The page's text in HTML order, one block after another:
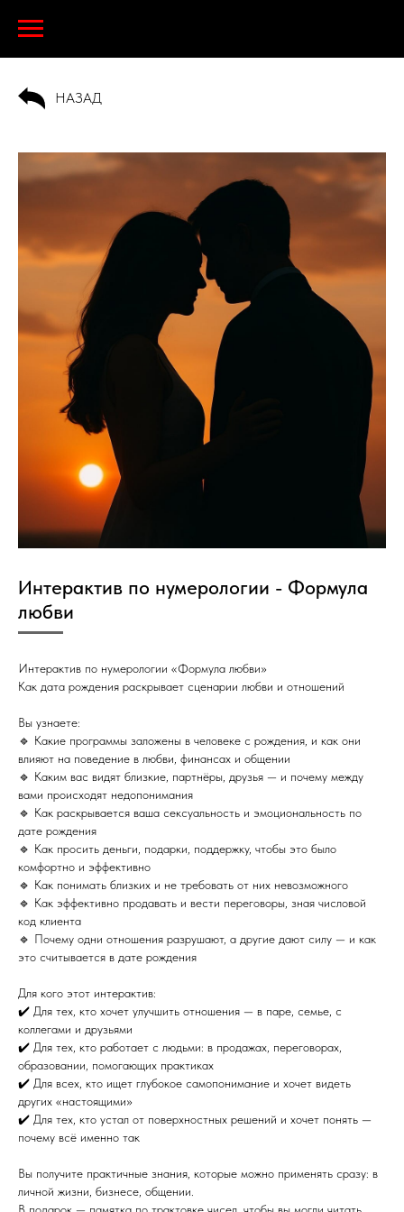
НАЗАД
Интерактив по нумерологии - Формула
любви
Интерактив по нумерологии «Формула любви»
Как дата рождения раскрывает сценарии любви и отношений
Вы узнаете:
🔹 Какие программы заложены в человеке с рождения, и как они
влияют на поведение в любви, финансах и общении
🔹 Каким вас видят близкие, партнёры, друзья — и почему между
вами происходят недопонимания
🔹 Как раскрывается ваша сексуальность и эмоциональность по
дате рождения
🔹 Как просить деньги, подарки, поддержку, чтобы это было
комфортно и эффективно
🔹 Как понимать близких и не требовать от них невозможного
🔹 Как эффективно продавать и вести переговоры, зная числовой
код клиента
🔹 Почему одни отношения разрушают, а другие дают силу — и как
это считывается в дате рождения
Для кого этот интерактив:
✔️ Для тех, кто хочет улучшить отношения — в паре, семье, с
коллегами и друзьями
✔️ Для тех, кто работает с людьми: в продажах, переговорах,
образовании, помогающих практиках
✔️ Для всех, кто ищет глубокое самопонимание и хочет видеть
других «настоящими»
✔️ Для тех, кто устал от поверхностных решений и хочет понять —
почему всё именно так
Вы получите практичные знания, которые можно применять сразу: в
личной жизни, бизнесе, общении.